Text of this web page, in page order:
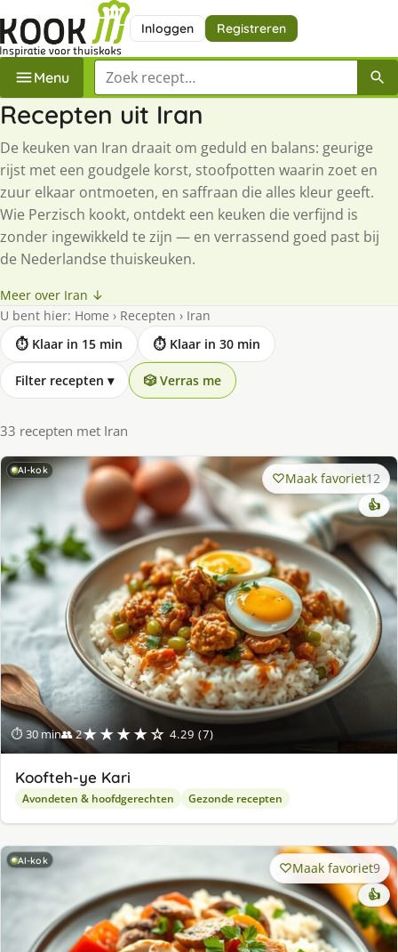
Inloggen Registreren
Menu Zoek een recept
Recepten uit Iran
De keuken van Iran draait om geduld en balans: geurige
rijst met een goudgele korst, stoofpotten waarin zoet en
zuur elkaar ontmoeten, en saffraan die alles kleur geeft.
Wie Perzisch kookt, ontdekt een keuken die verfijnd is
zonder ingewikkeld te zijn — en verrassend goed past bij
de Nederlandse thuiskeuken.
Meer over Iran ↓
U bent hier: Home › Recepten › Iran
⏱ Klaar in 15 min
⏱ Klaar in 30 min
Filter recepten ▾ 🎲 Verras me
33 recepten met Iran
AI-kok
⏱ 30 min👥 2★★★★☆ 4.29 (7)
Maak favoriet12
👍
Koofteh-ye Kari
Avondeten & hoofdgerechten Gezonde recepten
AI-kok Maak favoriet9
👍